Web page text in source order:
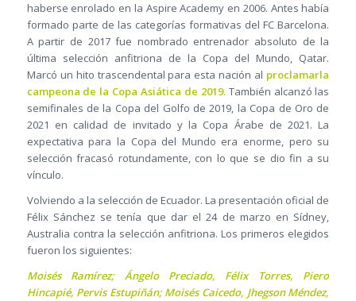
haberse enrolado en la Aspire Academy en 2006. Antes había
formado parte de las categorías formativas del FC Barcelona.
A partir de 2017 fue nombrado entrenador absoluto de la
última selección anfitriona de la Copa del Mundo, Qatar.
Marcó un hito trascendental para esta nación al proclamarla
campeona de la Copa Asiática de 2019.También alcanzó las
semifinales de la Copa del Golfo de 2019, la Copa de Oro de
2021 en calidad de invitado y la Copa Árabe de 2021. La
expectativa para la Copa del Mundo era enorme, pero su
selección fracasó rotundamente, con lo que se dio fin a su
vínculo.
Volviendo a la selección de Ecuador. La presentación oficial de
Félix Sánchez se tenía que dar el 24 de marzo en Sídney,
Australia contra la selección anfitriona. Los primeros elegidos
fueron los siguientes:
Moisés Ramírez; Ángelo Preciado, Félix Torres, Piero
Hincapié, Pervis Estupiñán; Moisés Caicedo, Jhegson Méndez,